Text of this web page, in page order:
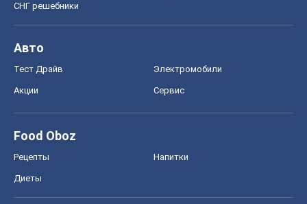
СНГ решебники
Авто
Тест Драйв Электромобили
Акции Сервис
Food Oboz
Рецепты Напитки
Диеты